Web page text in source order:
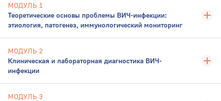
МОДУЛЬ 1
Теоретические основы проблемы ВИЧ-инфекции:
этиология, патогенез, иммунологический мониторинг
МОДУЛЬ 2
Клиническая и лабораторная диагностика ВИЧ-
инфекции
МОДУЛЬ 3